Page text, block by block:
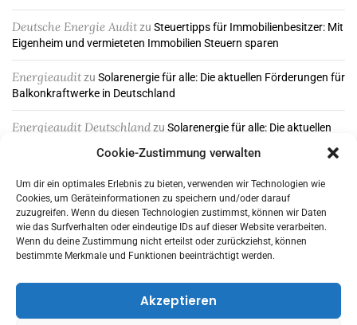
Cookie-Zustimmung verwalten
Um dir ein optimales Erlebnis zu bieten, verwenden wir Technologien wie
Cookies, um Geräteinformationen zu speichern und/oder darauf
zuzugreifen. Wenn du diesen Technologien zustimmst, können wir Daten
wie das Surfverhalten oder eindeutige IDs auf dieser Website verarbeiten.
Wenn du deine Zustimmung nicht erteilst oder zurückziehst, können
bestimmte Merkmale und Funktionen beeinträchtigt werden.
Akzeptieren
Deutsche Energie Auditzu Steuertipps für Immobilienbesitzer: Mit
Eigenheim und vermieteten Immobilien Steuern sparen
Energieauditzu Solarenergie für alle: Die aktuellen Förderungen für
Balkonkraftwerke in Deutschland
Energieaudit Deutschlandzu Solarenergie für alle: Die aktuellen
ABONNIEREN & FOLGEN